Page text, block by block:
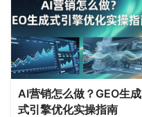
AI营销怎么做？GEO生成
式引擎优化实操指南